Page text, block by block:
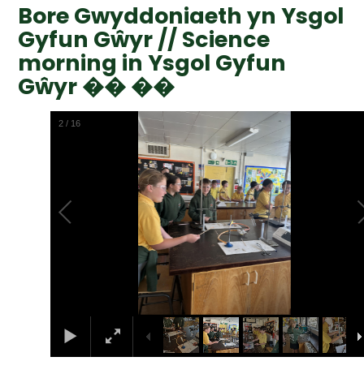
Bore Gwyddoniaeth yn Ysgol
Gyfun Gŵyr // Science
morning in Ysgol Gyfun
Gŵyr �� ��
2 / 16